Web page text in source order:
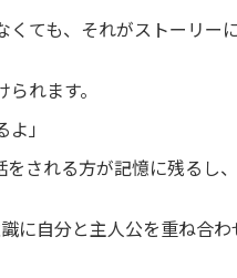
ても、それがストーリー
れます。
よ」
される方が記憶に残るし、
に自分と主人公を重ね合わ